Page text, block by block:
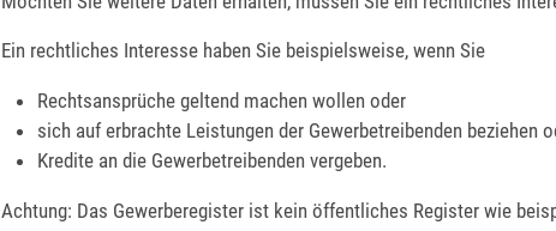
Ein rechtliches Interesse haben Sie beispielsweise, wenn Sie
Rechtsansprüche geltend machen wollen oder
sich auf erbrachte Leistungen der Gewerbetreibenden beziehen
Kredite an die Gewerbetreibenden vergeben.
Achtung: Das Gewerberegister ist kein öffentliches Register wie